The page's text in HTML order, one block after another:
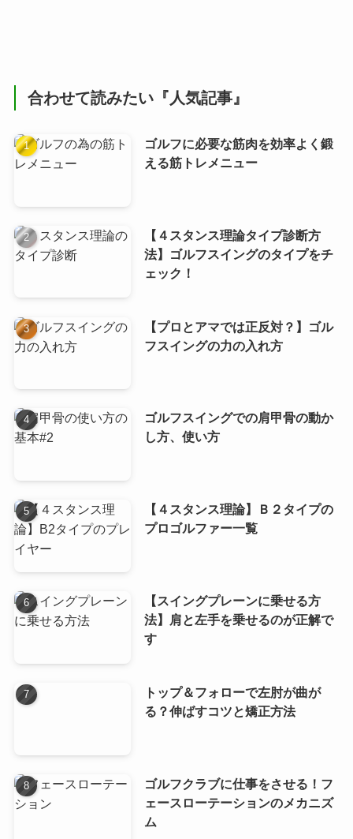
合わせて読みたい『人気記事』
ゴルフに必要な筋肉を効率よく鍛
える筋トレメニュー
【４スタンス理論タイプ診断方
法】ゴルフスイングのタイプをチ
ェック！
【プロとアマでは正反対？】ゴル
フスイングの力の入れ方
ゴルフスイングでの肩甲骨の動か
し方、使い方
【４スタンス理論】Ｂ２タイプの
プロゴルファー一覧
【スイングプレーンに乗せる方
法】肩と左手を乗せるのが正解で
す
トップ＆フォローで左肘が曲が
る？伸ばすコツと矯正方法
ゴルフクラブに仕事をさせる！フ
ェースローテーションのメカニズ
ム